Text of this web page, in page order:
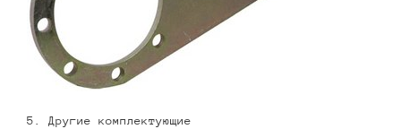
5. Другие комплектующие